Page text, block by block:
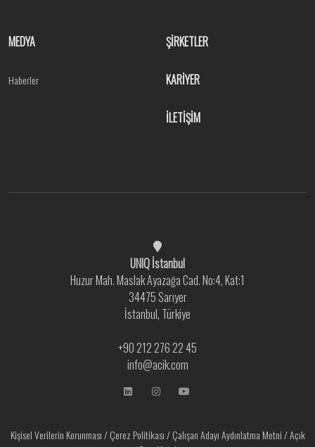
MEDYA
Haberler
ŞİRKETLER
KARİYER
İLETİŞİM
UNIQ İstanbul
Huzur Mah. Maslak Ayazağa Cad. No:4, Kat:1
34475 Sarıyer
İstanbul, Türkiye
+90 212 276 22 45
info@acik.com
Kişisel Verilerin Korunması/Çerez Politikası/Çalışan Adayı Aydınlatma Metni/Açık